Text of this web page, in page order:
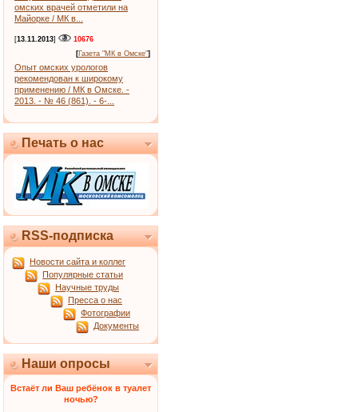
омских врачей отметили на
Майорке / МК в...
[13.11.2013]
10676
[Газета "МК в Омске"]
Опыт омских урологов
рекомендован к широкому
применению / МК в Омске. -
2013. - № 46 (861). - 6-...
Печать о нас
RSS-подписка
Новости сайта и коллег
Популярные статьи
Научные труды
Пресса о нас
Фотографии
Документы
Наши опросы
Встаёт ли Ваш ребёнок в туалет
ночью?